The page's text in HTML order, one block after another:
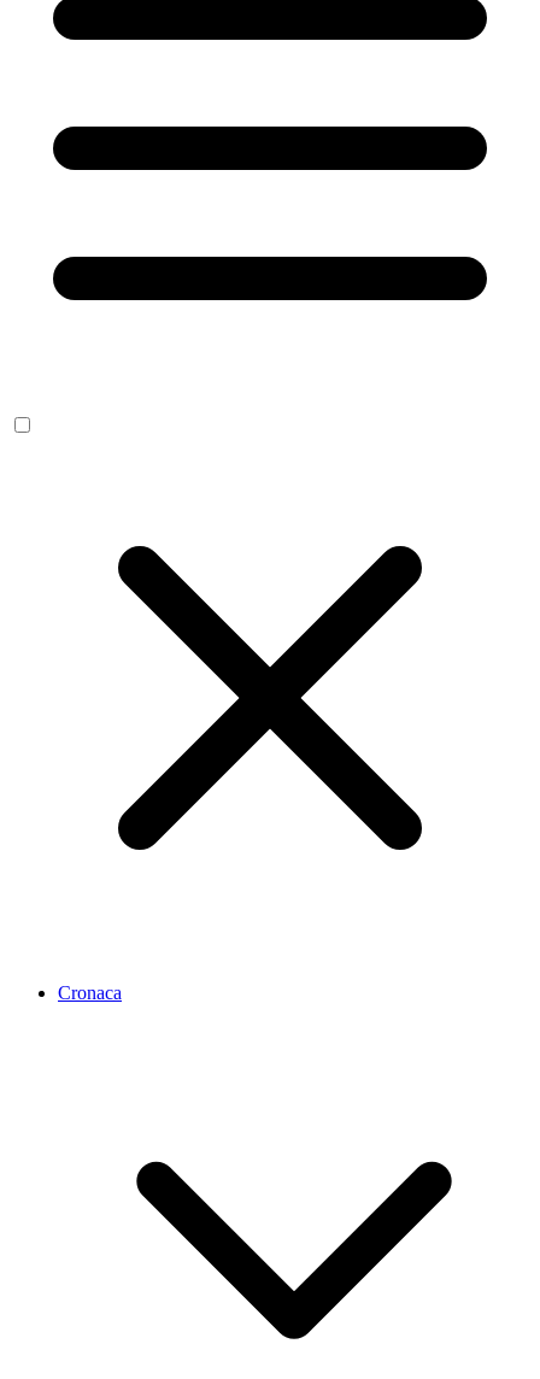
Cronaca